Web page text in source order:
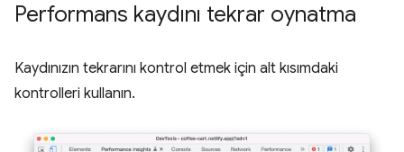
Performans kaydını tekrar oynatma
Kaydınızın tekrarını kontrol etmek için alt kısımdaki
kontrolleri kullanın.